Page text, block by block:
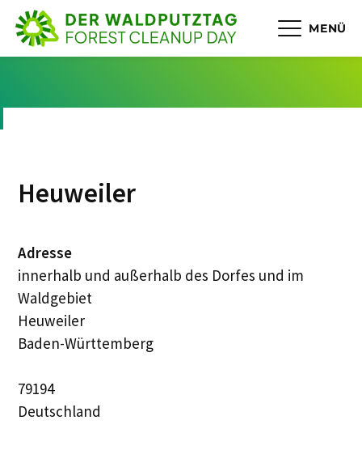
MENÜ
Heuweiler
Adresse
innerhalb und außerhalb des Dorfes und im
Waldgebiet
Heuweiler
Baden-Württemberg
79194
Deutschland